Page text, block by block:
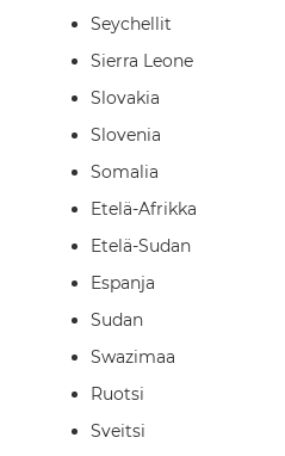
Seychellit
Sierra Leone
Slovakia
Slovenia
Somalia
Etelä-Afrikka
Etelä-Sudan
Espanja
Sudan
Swazimaa
Ruotsi
Sveitsi